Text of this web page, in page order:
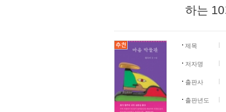
하는
제목
저자명
출판사
출판년도